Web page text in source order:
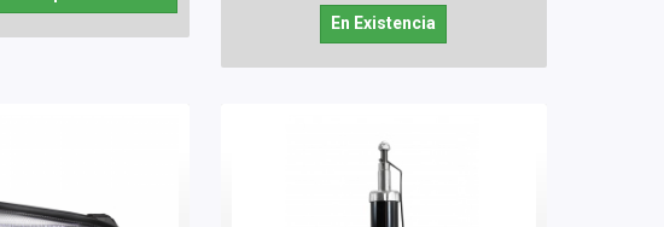
En Existencia